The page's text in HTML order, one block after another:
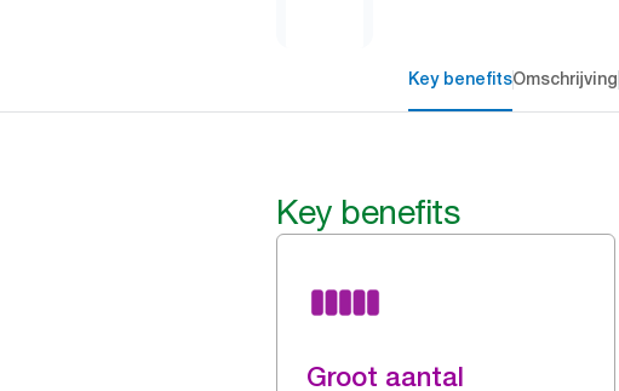
Key benefitsOmschrijving
Key benefits
Groot aantal